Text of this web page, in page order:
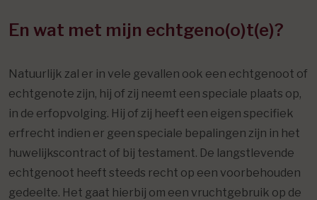
En wat met mijn echtgeno(o)t(e)?
Natuurlijk zal er in vele gevallen ook een echtgenoot of
echtgenote zijn, hij of zij neemt een speciale plaats op,
in de erfopvolging. Hij of zij heeft een eigen specifiek
erfrecht indien er geen speciale bepalingen zijn in het
huwelijkscontract of bij testament. De langstlevende
echtgenoot heeft steeds recht op een voorbehouden
gedeelte. Het gaat hierbij om een vruchtgebruik op de